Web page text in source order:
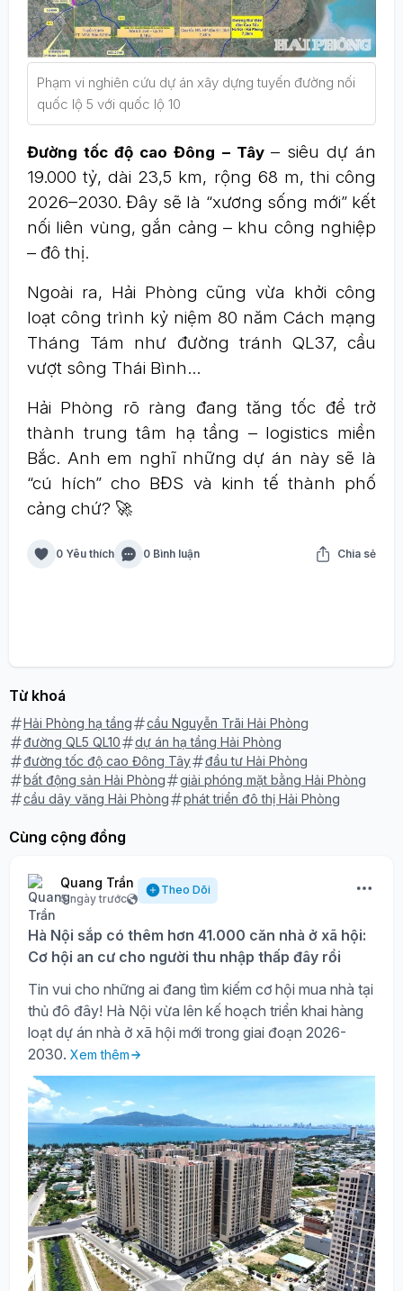
Phạm vi nghiên cứu dự án xây dựng tuyến đường nối
quốc lộ 5 với quốc lộ 10
Đường tốc độ cao Đông – Tây – siêu dự án
19.000 tỷ, dài 23,5 km, rộng 68 m, thi công
2026–2030. Đây sẽ là “xương sống mới” kết
nối liên vùng, gắn cảng – khu công nghiệp
– đô thị.
Ngoài ra, Hải Phòng cũng vừa khởi công
loạt công trình kỷ niệm 80 năm Cách mạng
Tháng Tám như đường tránh QL37, cầu
vượt sông Thái Bình…
Hải Phòng rõ ràng đang tăng tốc để trở
thành trung tâm hạ tầng – logistics miền
Bắc. Anh em nghĩ những dự án này sẽ là
“cú hích” cho BĐS và kinh tế thành phố
cảng chứ? 🚀
0 Yêu thích 0 Bình luận Chia sẻ
Từ khoá
Hải Phòng hạ tầng
cầu Nguyễn Trãi Hải Phòng
đường QL5 QL10
dự án hạ tầng Hải Phòng
đường tốc độ cao Đông Tây
đầu tư Hải Phòng
bất động sản Hải Phòng
giải phóng mặt bằng Hải Phòng
cầu dây văng Hải Phòng
phát triển đô thị Hải Phòng
Cùng cộng đồng
Quang Trần
5 ngày trước
Theo Dõi
Hà Nội sắp có thêm hơn 41.000 căn nhà ở xã hội:
Cơ hội an cư cho người thu nhập thấp đây rồi
Tin vui cho những ai đang tìm kiếm cơ hội mua nhà tại
thủ đô đây! Hà Nội vừa lên kế hoạch triển khai hàng
loạt dự án nhà ở xã hội mới trong giai đoạn 2026-
2030. Xem thêm